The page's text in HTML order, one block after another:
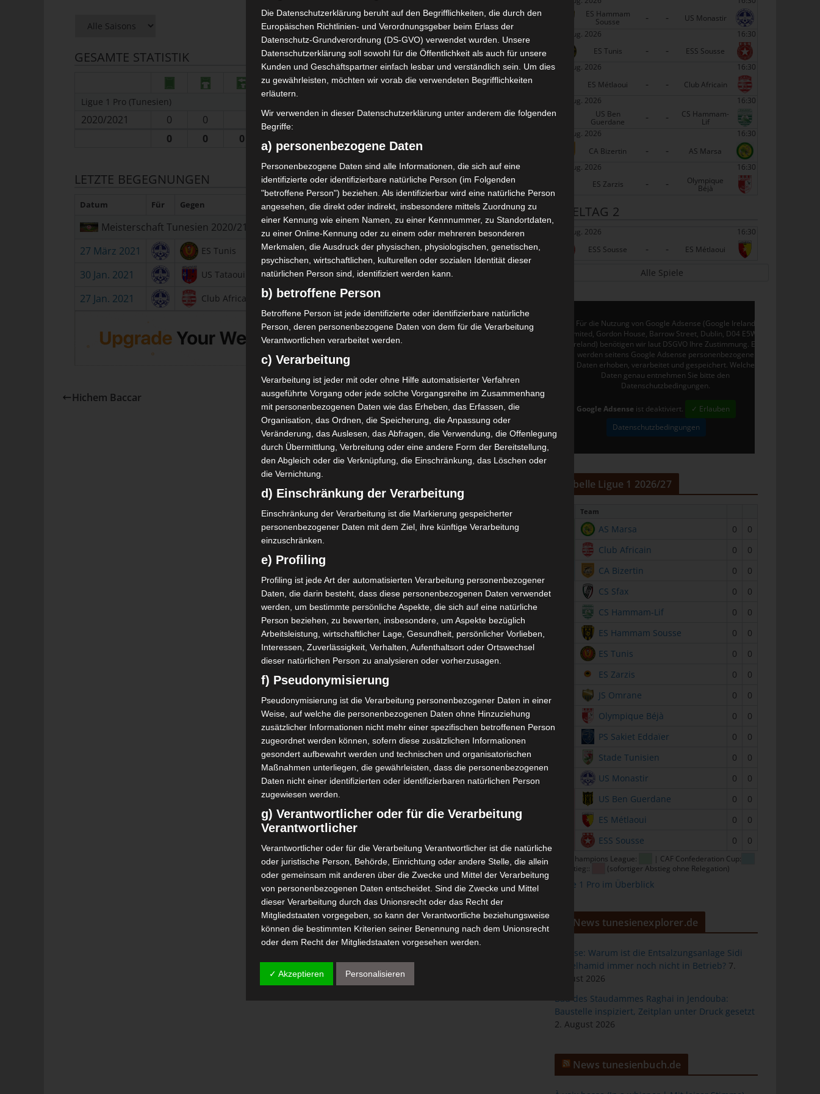
GESAMTE STATISTIK
Ligue 1 Pro (Tunesien)
2020/2021 0 0 0′
1
0
0 0
LETZTE BEGEGNUNGEN
Datum Für Gegen H/A Ergebnis
Meisterschaft Tunesien 2020/21
27 März 2021
ES Tunis A V
1:0
30 Jan. 2021
US Tataouine H G
4:0
27 Jan. 2021
Club Africain A G 1:3
Hichem Baccar Mohamed Hsan Syoud
ES Hammam
Sousse - -
US Monastir
22 Aug. 2026
16:30
ES Tunis
- -
ESS Sousse
22 Aug. 2026
16:30
ES Métlaoui
- -
Club Africain
22 Aug. 2026
16:30
US Ben
Guerdane - - CS Hammam-
Lif
22 Aug. 2026
16:30
CA Bizertin
- -
AS Marsa
22 Aug. 2026
16:30
ES Zarzis
- - Olympique
Béjà
SPIELTAG 2
29 Aug. 2026
16:30
ESS Sousse
- - ES Métlaoui
Alle Spiele
Für die Nutzung von Google Adsense (Google Ireland
Limited, Gordon House, Barrow Street, Dublin, D04 E5W5,
Ireland) benötigen wir laut DSGVO Ihre Zustimmung. Es
werden seitens Google Adsense personenbezogene
Daten erhoben, verarbeitet und gespeichert. Welche
Daten genau entnehmen Sie bitte den
Datenschutzbedingungen.
Google Adsense ist deaktiviert.
✓ Erlauben
Datenschutzbedingungen
Tabelle Ligue 1 2026/27
Team
AS Marsa 0
0
Club Africain 0
0
CA Bizertin 0
0
CS Sfax 0
0
CS Hammam-Lif 0
0
ES Hammam Sousse 0
0
ES Tunis 0
0
ES Zarzis 0
0
JS Omrane 0
0
Olympique Béjà 0
0
PS Sakiet Eddaïer 0
0
Stade Tunisien 0
0
US Monastir 0
0
US Ben Guerdane 0
0
ES Métlaoui 0
0
ESS Sousse 0 0
CAF Champions League:
| CAF Confederation Cup:
| Abstieg::
(sofortiger Abstieg ohne Relegation)
Ligue 1 Pro im Überblick
News tunesienexplorer.de
Sousse: Warum ist die Entsalzungsanlage Sidi
Abdelhamid immer noch nicht in Betrieb? 7.
August 2026
Bau des Staudammes Raghai in Jendouba:
Baustelle inspiziert, Zeitplan unter Druck gesetzt
2. August 2026
News tunesienbuch.de
Die Datenschutzerklärung beruht auf den Begrifflichkeiten, die durch den
Europäischen Richtlinien- und Verordnungsgeber beim Erlass der
Datenschutz-Grundverordnung (DS-GVO) verwendet wurden. Unsere
Datenschutzerklärung soll sowohl für die Öffentlichkeit als auch für unsere
Kunden und Geschäftspartner einfach lesbar und verständlich sein. Um dies
zu gewährleisten, möchten wir vorab die verwendeten Begrifflichkeiten
erläutern.
Wir verwenden in dieser Datenschutzerklärung unter anderem die folgenden
Begriffe:
a) personenbezogene Daten
Personenbezogene Daten sind alle Informationen, die sich auf eine
identifizierte oder identifizierbare natürliche Person (im Folgenden
"betroffene Person") beziehen. Als identifizierbar wird eine natürliche Person
angesehen, die direkt oder indirekt, insbesondere mittels Zuordnung zu
einer Kennung wie einem Namen, zu einer Kennnummer, zu Standortdaten,
zu einer Online-Kennung oder zu einem oder mehreren besonderen
Merkmalen, die Ausdruck der physischen, physiologischen, genetischen,
psychischen, wirtschaftlichen, kulturellen oder sozialen Identität dieser
natürlichen Person sind, identifiziert werden kann.
b) betroffene Person
Betroffene Person ist jede identifizierte oder identifizierbare natürliche
Person, deren personenbezogene Daten von dem für die Verarbeitung
Verantwortlichen verarbeitet werden.
c) Verarbeitung
Verarbeitung ist jeder mit oder ohne Hilfe automatisierter Verfahren
ausgeführte Vorgang oder jede solche Vorgangsreihe im Zusammenhang
mit personenbezogenen Daten wie das Erheben, das Erfassen, die
Organisation, das Ordnen, die Speicherung, die Anpassung oder
Veränderung, das Auslesen, das Abfragen, die Verwendung, die Offenlegung
durch Übermittlung, Verbreitung oder eine andere Form der Bereitstellung,
den Abgleich oder die Verknüpfung, die Einschränkung, das Löschen oder
die Vernichtung.
d) Einschränkung der Verarbeitung
Einschränkung der Verarbeitung ist die Markierung gespeicherter
personenbezogener Daten mit dem Ziel, ihre künftige Verarbeitung
einzuschränken.
e) Profiling
Profiling ist jede Art der automatisierten Verarbeitung personenbezogener
Daten, die darin besteht, dass diese personenbezogenen Daten verwendet
werden, um bestimmte persönliche Aspekte, die sich auf eine natürliche
Person beziehen, zu bewerten, insbesondere, um Aspekte bezüglich
Arbeitsleistung, wirtschaftlicher Lage, Gesundheit, persönlicher Vorlieben,
Interessen, Zuverlässigkeit, Verhalten, Aufenthaltsort oder Ortswechsel
dieser natürlichen Person zu analysieren oder vorherzusagen.
f) Pseudonymisierung
Pseudonymisierung ist die Verarbeitung personenbezogener Daten in einer
Weise, auf welche die personenbezogenen Daten ohne Hinzuziehung
zusätzlicher Informationen nicht mehr einer spezifischen betroffenen Person
zugeordnet werden können, sofern diese zusätzlichen Informationen
gesondert aufbewahrt werden und technischen und organisatorischen
Maßnahmen unterliegen, die gewährleisten, dass die personenbezogenen
Daten nicht einer identifizierten oder identifizierbaren natürlichen Person
zugewiesen werden.
g) Verantwortlicher oder für die Verarbeitung
Verantwortlicher
Verantwortlicher oder für die Verarbeitung Verantwortlicher ist die natürliche
oder juristische Person, Behörde, Einrichtung oder andere Stelle, die allein
oder gemeinsam mit anderen über die Zwecke und Mittel der Verarbeitung
von personenbezogenen Daten entscheidet. Sind die Zwecke und Mittel
dieser Verarbeitung durch das Unionsrecht oder das Recht der
Mitgliedstaaten vorgegeben, so kann der Verantwortliche beziehungsweise
können die bestimmten Kriterien seiner Benennung nach dem Unionsrecht
oder dem Recht der Mitgliedstaaten vorgesehen werden.
h) Auftragsverarbeiter
Auftragsverarbeiter ist eine natürliche oder juristische Person, Behörde,
✓ Akzeptieren Personalisieren